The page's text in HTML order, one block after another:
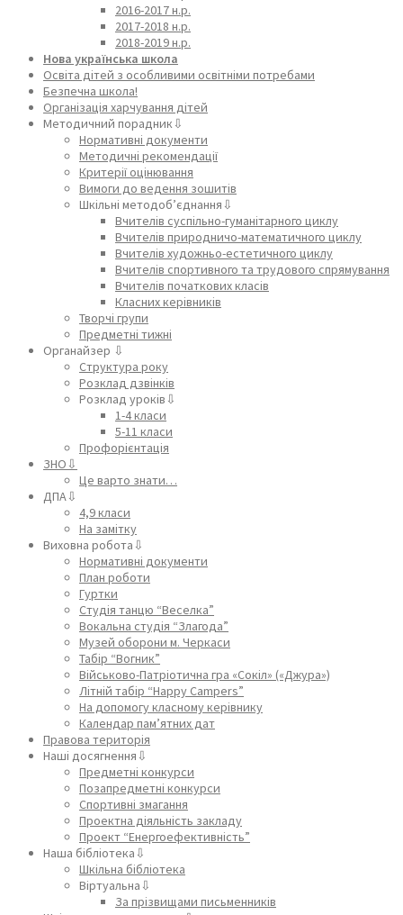
2016-2017 н.р.
2017-2018 н.р.
2018-2019 н.р.
Нова українська школа
Освіта дітей з особливими освітніми потребами
Безпечна школа!
Організація харчування дітей
Методичний порадник⇩
Нормативні документи
Методичні рекомендації
Критерії оцінювання
Вимоги до ведення зошитів
Шкільні методоб’єднання⇩
Вчителів суспільно-гуманітарного циклу
Вчителів природничо-математичного циклу
Вчителів художньо-естетичного циклу
Вчителів спортивного та трудового спрямування
Вчителів початкових класів
Класних керівників
Творчі групи
Предметні тижні
Органайзер ⇩
Структура року
Розклад дзвінків
Розклад уроків⇩
1-4 класи
5-11 класи
Профорієнтація
ЗНО⇩
Це варто знати…
ДПА⇩
4,9 класи
На замітку
Виховна робота⇩
Нормативні документи
План роботи
Гуртки
Студія танцю “Веселка”
Вокальна студія “Злагода”
Музей оборони м. Черкаси
Табір “Вогник”
Військово-Патріотична гра «Сокіл» («Джура»)
Літній табір “Happy Campers”
На допомогу класному керівнику
Календар пам’ятних дат
Правова територія
Наші досягнення⇩
Предметні конкурси
Позапредметні конкурси
Спортивні змагання
Проектна діяльність закладу
Проект “Енергоефективність”
Наша бібліотека⇩
Шкільна бібліотека
Віртуальна⇩
За прізвищами письменників